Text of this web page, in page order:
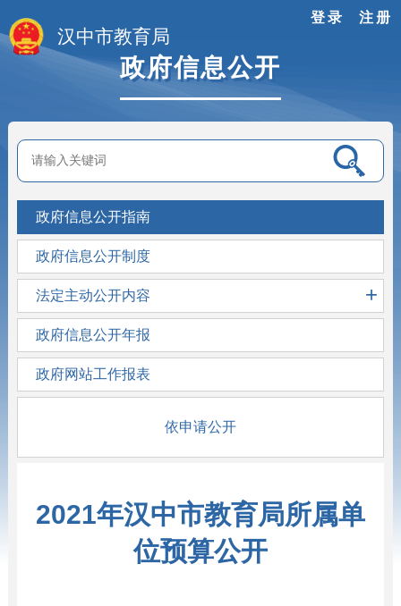
登录 注册
汉中市教育局
政府信息公开
政府信息公开指南
政府信息公开制度
法定主动公开内容 +
政府信息公开年报
政府网站工作报表
依申请公开
2021年汉中市教育局所属单
位预算公开